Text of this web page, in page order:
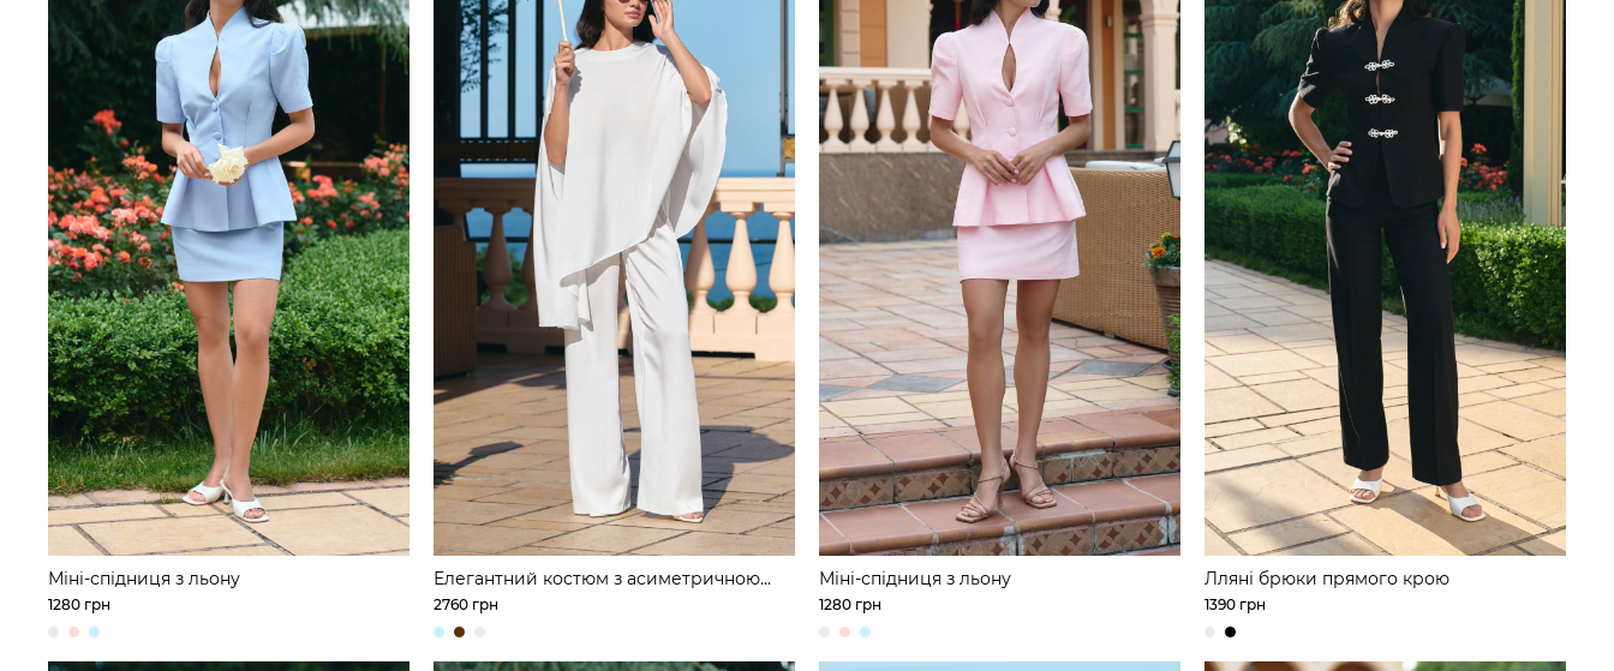
Міні-спідниця з льону
1280 грн
Елегантний костюм з асиметричною
тунікою та широкими брюками з шовку
2760 грн
Міні-спідниця з льону
1280 грн
Лляні брюки прямого крою
1390 грн